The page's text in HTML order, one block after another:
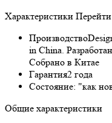
Характеристики
Производство
in China.
Собрано в Китае
Гарантия2 года
Состояние: "как
Общие характеристики